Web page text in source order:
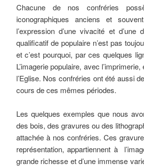
Chacune de nos confréries
iconographiques anciens et
l’expression d’une vivacité et
qualificatif de populaire n’est pas
et c’est pourquoi, par ces quelques
L’imagerie populaire, avec
l’Eglise. Nos confréries ont été aussi
cours de ces mêmes périodes.
Les quelques exemples que nous
des bois, des gravures ou des
attachée à nos confréries. Ces
représentation, appartiennent à
grande richesse et d’une immense